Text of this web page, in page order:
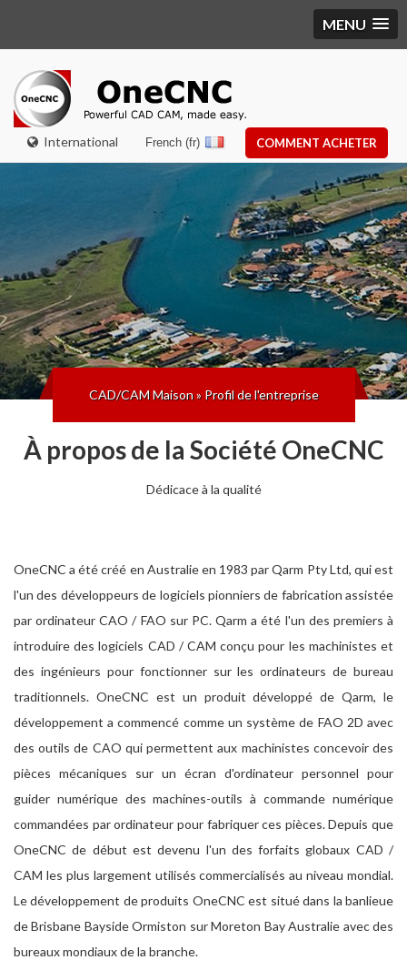
MENU
International COMMENT ACHETER
French (fr)
CAD/CAM Maison» Profil de l'entreprise
À propos de la Société OneCNC
Dédicace à la qualité
OneCNC a été créé en Australie en 1983 par Qarm Pty Ltd, qui est
l'un des développeurs de logiciels pionniers de fabrication assistée
par ordinateur CAO / FAO sur PC. Qarm a été l'un des premiers à
introduire des logiciels CAD / CAM conçu pour les machinistes et
des ingénieurs pour fonctionner sur les ordinateurs de bureau
traditionnels. OneCNC est un produit développé de Qarm, le
développement a commencé comme un système de FAO 2D avec
des outils de CAO qui permettent aux machinistes concevoir des
pièces mécaniques sur un écran d'ordinateur personnel pour
guider numérique des machines-outils à commande numérique
commandées par ordinateur pour fabriquer ces pièces. Depuis que
OneCNC de début est devenu l'un des forfaits globaux CAD /
CAM les plus largement utilisés commercialisés au niveau mondial.
Le développement de produits OneCNC est situé dans la banlieue
de Brisbane Bayside Ormiston sur Moreton Bay Australie avec des
bureaux mondiaux de la branche.